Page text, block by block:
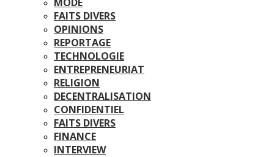
FAITS DIVERS
OPINIONS
REPORTAGE
TECHNOLOGIE
ENTREPRENEURIAT
RELIGION
DECENTRALISATION
CONFIDENTIEL
FAITS DIVERS
FINANCE
INTERVIEW